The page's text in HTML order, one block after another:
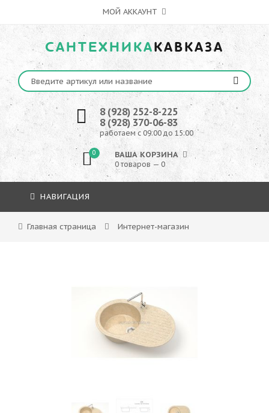
МОЙ АККАУНТ
САНТЕХНИКАКАВКАЗА
8 (928) 252-8-225
8 (928) 370-06-83
работаем с 09:00 до 15:00
0 ВАША КОРЗИНА
0 товаров — 0
НАВИГАЦИЯ
Главная страница Интернет-магазин